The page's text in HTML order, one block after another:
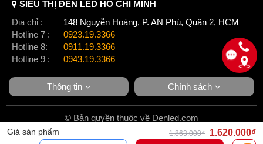
Hướng dẫn đấu dây
Đèn pha thông thường sử dụng điện áp 220VAC
– Đấu dây điện vào đèn. Mối nối đầu dây yêu cầu bắt
buộc phải dùng hộp đấu nối IP65, IP68 chống nước hoàn
toàn.
Ứng dụng
Giá sản phẩm 1.863.000₫ 1.620.000₫
SIÊU THỊ ĐÈN LED HỒ CHÍ MINH
Địa chỉ :
148 Nguyễn Hoàng, P. AN Phú, Quận 2, HCM
Hotline 7 :
0923.19.3366
Hotline 8:
0911.19.3366
Hotline 9 :
0943.19.3366
Thông tin Chính sách
© Bản quyền thuộc về Denled.com